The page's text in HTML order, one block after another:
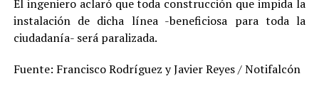
El ingeniero aclaró que toda construcción que impida la
instalación de dicha línea -beneficiosa para toda la
ciudadanía- será paralizada.
Fuente: Francisco Rodríguez y Javier Reyes / Notifalcón